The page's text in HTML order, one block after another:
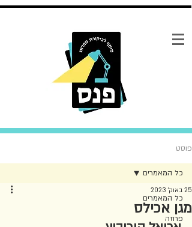
פוסט
כל המאמרים
פרוזה
כל המאמרים
מגן אכילס
25 באוק׳ 2023